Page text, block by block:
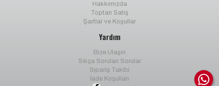
Hakkımızda
Toptan Satış
Şartlar ve Koşullar
Yardım
Bize Ulaşın
Sıkça Sorulan Sorular
Sipariş Takibi
İade Koşulları